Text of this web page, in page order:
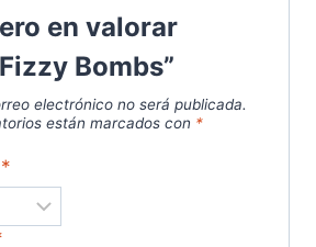
en valorar
Bombs”
electrónico no será publicada.
están marcados con *
*